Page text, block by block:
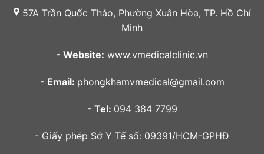
57A Trần Quốc Thảo, Phường Xuân Hòa, TP. Hồ Chí
Minh
- Website: www.vmedicalclinic.vn
- Email: phongkhamvmedical@gmail.com
- Tel: 094 384 7799
- Giấy phép Sở Y Tế số: 09391/HCM-GPHĐ